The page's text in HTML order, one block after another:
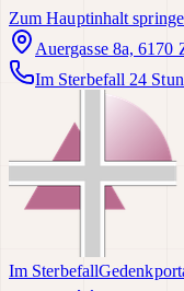
Zum Hauptinhalt
Auergasse 8a, 6170
Im Sterbefall 24
Im Sterbefall